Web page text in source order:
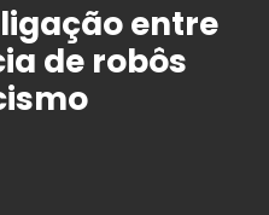
entre
de robôs